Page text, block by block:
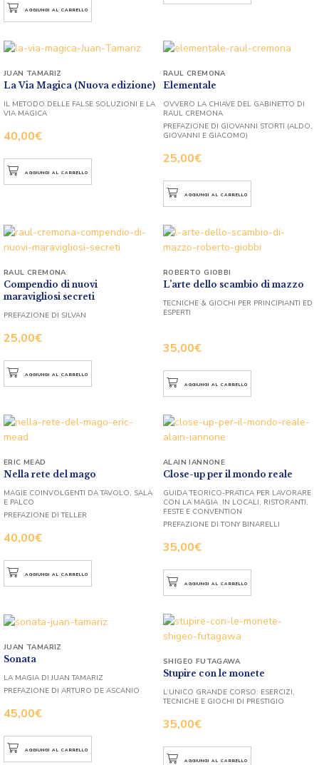
AGGIUNGI AL CARRELLO
La Via Magica (Nuova edizione)
40,00€
JUAN TAMARIZ
IL METODO DELLE FALSE SOLUZIONI E LA
VIA MAGICA
AGGIUNGI AL CARRELLO
Elementale
25,00€
RAUL CREMONA
OVVERO LA CHIAVE DEL GABINETTO DI
RAUL CREMONA
PREFAZIONE DI GIOVANNI STORTI (ALDO,
GIOVANNI E GIACOMO)
AGGIUNGI AL CARRELLO
Compendio di nuovi
maravigliosi secreti
25,00€
RAUL CREMONA
PREFAZIONE DI SILVAN
AGGIUNGI AL CARRELLO
L’arte dello scambio di mazzo
35,00€
ROBERTO GIOBBI
TECNICHE & GIOCHI PER PRINCIPIANTI ED
ESPERTI
AGGIUNGI AL CARRELLO
Nella rete del mago
40,00€
ERIC MEAD
MAGIE COINVOLGENTI DA TAVOLO, SALA
E PALCO
PREFAZIONE DI TELLER
AGGIUNGI AL CARRELLO
Close-up per il mondo reale
35,00€
ALAIN IANNONE
GUIDA TEORICO-PRATICA PER LAVORARE
CON LA MAGIA IN LOCALI, RISTORANTI,
FESTE E CONVENTION
PREFAZIONE DI TONY BINARELLI
AGGIUNGI AL CARRELLO
Sonata
45,00€
JUAN TAMARIZ
LA MAGIA DI JUAN TAMARIZ
PREFAZIONE DI ARTURO DE ASCANIO
AGGIUNGI AL CARRELLO
Stupire con le monete
35,00€
SHIGEO FUTAGAWA
L’UNICO GRANDE CORSO: ESERCIZI,
TECNICHE E GIOCHI DI PRESTIGIO
AGGIUNGI AL CARRELLO